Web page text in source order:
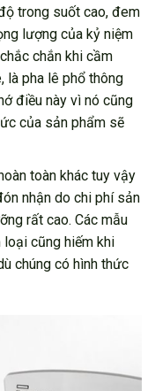
trong suốt cao, đem
lượng của kỷ niệm
chắn khi cầm
là pha lê phổ thông
điều này vì nó cũng
của sản phẩm sẽ
toàn khác tuy vậy
nhận do chi phí sản
rất cao. Các mẫu
cũng hiếm khi
chúng có hình thức